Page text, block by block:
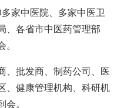
家中医院、多家中医卫
、各省市中医药管理部
、批发商、制药公司、医
、健康管理机构、科研机
。